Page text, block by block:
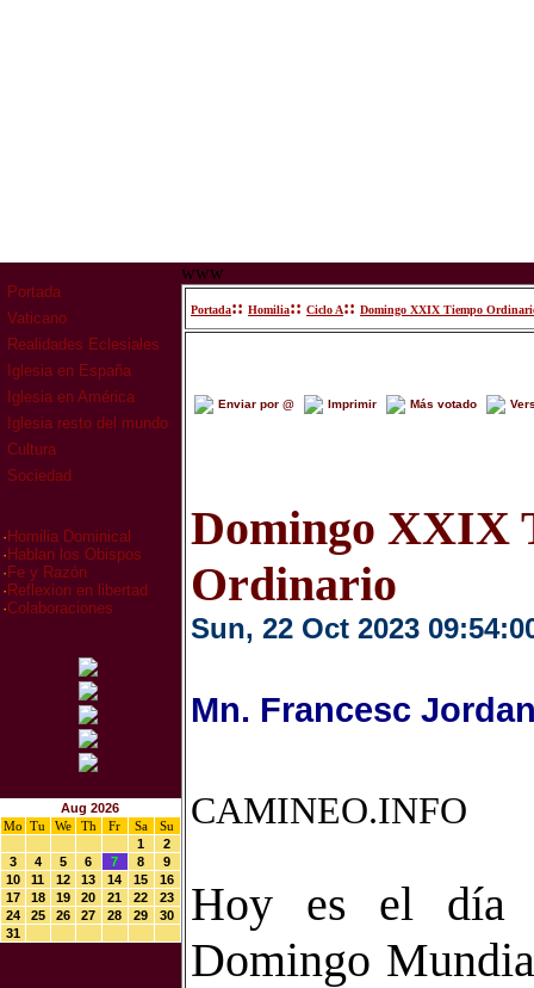
Portada
Vaticano
Realidades Eclesiales
Iglesia en España
Iglesia en América
Iglesia resto del mundo
Cultura
Sociedad
· Homilia Dominical
· Hablan los Obispos
· Fe y Razón
· Reflexion en libertad
·Colaboraciones
Aug 2026
Mo
Tu We Th Fr Sa
Su
1
2
3
4 5 6 7 8
9
10
11 12 13 14 15
16
17
18 19 20 21 22
23
24
25 26 27 28 29
30
31
www
Portada:: Homilia:: Ciclo A:: Domingo XXIX Tiempo
Enviar por @ Imprimir Más votado
Domingo XXIX
Ordinario
Sun, 22 Oct 2023
Mn. Francesc
CAMINEO.INFO
Hoy es el día
Domingo